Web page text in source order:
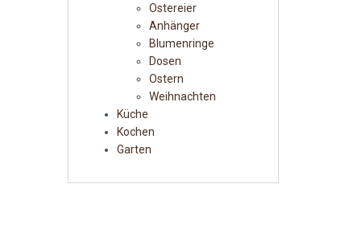
Ostereier
Anhänger
Blumenringe
Dosen
Ostern
Weihnachten
Küche
Kochen
Garten